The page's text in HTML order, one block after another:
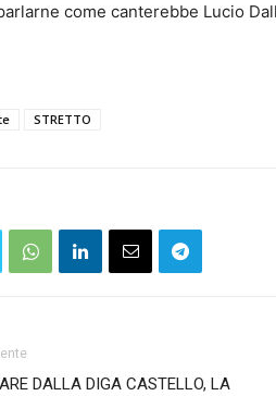
come canterebbe Lucio
STRETTO
DALLA DIGA CASTELLO, LA